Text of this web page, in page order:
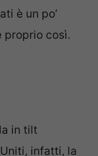
è un po’
proprio così.
in tilt
infatti, la